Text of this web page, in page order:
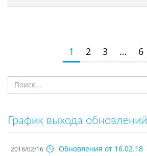
1 2 3 … 6
График выхода обновлений
2018/02/16
Обновления от 16.02.18